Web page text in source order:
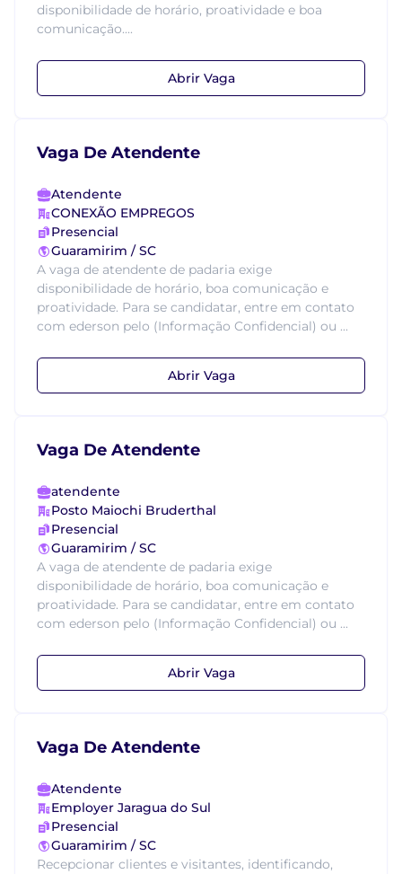
disponibilidade de horário, proatividade e boa
comunicação....
Abrir Vaga
Vaga De Atendente
Atendente
CONEXÃO EMPREGOS
Presencial
Guaramirim / SC
A vaga de atendente de padaria exige
disponibilidade de horário, boa comunicação e
proatividade. Para se candidatar, entre em contato
com ederson pelo (Informação Confidencial) ou ...
Abrir Vaga
Vaga De Atendente
atendente
Posto Maiochi Bruderthal
Presencial
Guaramirim / SC
A vaga de atendente de padaria exige
disponibilidade de horário, boa comunicação e
proatividade. Para se candidatar, entre em contato
com ederson pelo (Informação Confidencial) ou ...
Abrir Vaga
Vaga De Atendente
Atendente
Employer Jaragua do Sul
Presencial
Guaramirim / SC
Recepcionar clientes e visitantes, identificando,